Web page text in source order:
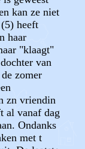
kan ze niet
heeft
haar
"klaagt"
van
zomer
zn vriendin
al vanaf dag
Ondanks
met t